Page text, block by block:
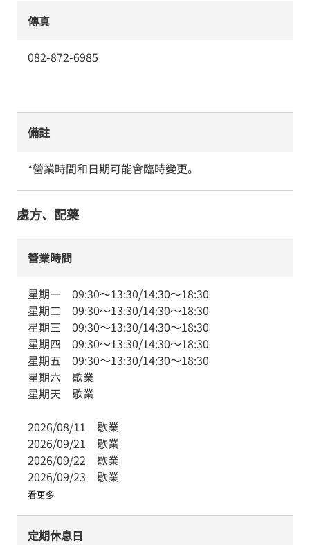
傳真
082-872-6985
備註
*營業時間和日期可能會臨時變更。
處方、配藥
營業時間
星期一 09:30～13:30/14:30～18:30
星期二 09:30～13:30/14:30～18:30
星期三 09:30～13:30/14:30～18:30
星期四 09:30～13:30/14:30～18:30
星期五 09:30～13:30/14:30～18:30
星期六 歇業
星期天 歇業
2026/08/11 歇業
2026/09/21 歇業
2026/09/22 歇業
2026/09/23 歇業
看更多
定期休息日